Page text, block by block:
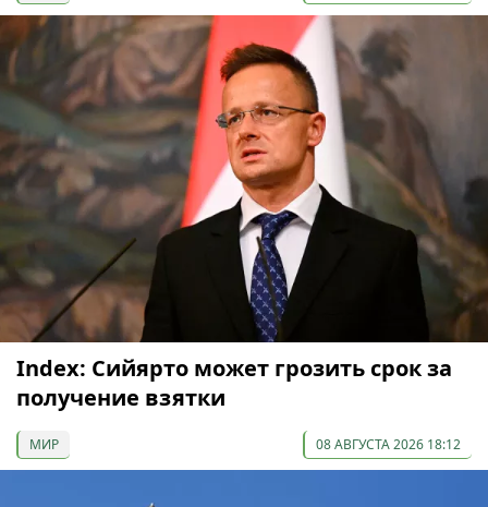
Index: Сийярто может грозить срок за
получение взятки
МИР 08 АВГУСТА 2026 18:12